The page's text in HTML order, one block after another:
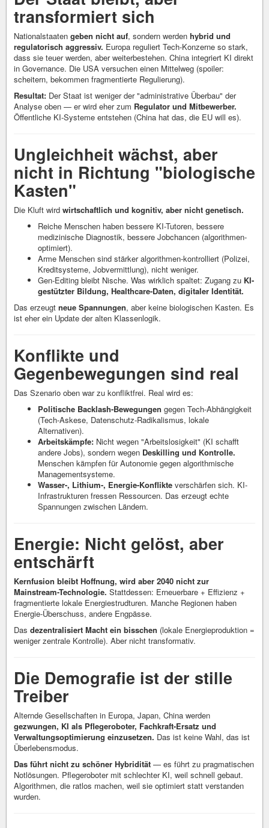
transformiert sich
Nationalstaaten geben nicht auf, sondern werden hybrid und
regulatorisch aggressiv. Europa reguliert Tech-Konzerne so stark,
dass sie teuer werden, aber weiterbestehen. China integriert KI direkt
in Governance. Die USA versuchen einen Mittelweg (spoiler:
scheitern, bekommen fragmentierte Regulierung).
Resultat: Der Staat ist weniger der "administrative Überbau" der
Analyse oben — er wird eher zum Regulator und Mitbewerber.
Öffentliche KI-Systeme entstehen (China hat das, die EU will es).
Ungleichheit wächst, aber
nicht in Richtung "biologische
Kasten"
Die Kluft wird wirtschaftlich und kognitiv, aber nicht genetisch.
Reiche Menschen haben bessere KI-Tutoren, bessere
medizinische Diagnostik, bessere Jobchancen (algorithmen-
optimiert).
Arme Menschen sind stärker algorithmen-kontrolliert (Polizei,
Kreditsysteme, Jobvermittlung), nicht weniger.
Gen-Editing bleibt Nische. Was wirklich spaltet: Zugang zu KI-
gestützter Bildung, Healthcare-Daten, digitaler Identität.
Das erzeugt neue Spannungen, aber keine biologischen Kasten. Es
ist eher ein Update der alten Klassenlogik.
Konflikte und
Gegenbewegungen sind real
Das Szenario oben war zu konfliktfrei. Real wird es:
Politische Backlash-Bewegungen gegen Tech-Abhängigkeit
(Tech-Askese, Datenschutz-Radikalismus, lokale
Alternativen).
Arbeitskämpfe: Nicht wegen "Arbeitslosigkeit" (KI schafft
andere Jobs), sondern wegen Deskilling und Kontrolle.
Menschen kämpfen für Autonomie gegen algorithmische
Managementsysteme.
Wasser-, Lithium-, Energie-Konflikte verschärfen sich. KI-
Infrastrukturen fressen Ressourcen. Das erzeugt echte
Spannungen zwischen Ländern.
Energie: Nicht gelöst, aber
entschärft
Kernfusion bleibt Hoffnung, wird aber 2040 nicht zur
Mainstream-Technologie. Stattdessen: Erneuerbare + Effizienz +
fragmentierte lokale Energiestrudturen. Manche Regionen haben
Energie-Überschuss, andere Engpässe.
Das dezentralisiert Macht ein bisschen (lokale Energieproduktion =
weniger zentrale Kontrolle). Aber nicht transformativ.
Die Demografie ist der stille
Treiber
Alternde Gesellschaften in Europa, Japan, China werden
gezwungen, KI als Pflegeroboter, Fachkraft-Ersatz und
Verwaltungsoptimierung einzusetzen. Das ist keine Wahl, das ist
Überlebensmodus.
Das führt nicht zu schöner Hybridität — es führt zu pragmatischen
Notlösungen. Pflegeroboter mit schlechter KI, weil schnell gebaut.
Algorithmen, die ratlos machen, weil sie optimiert statt verstanden
wurden.